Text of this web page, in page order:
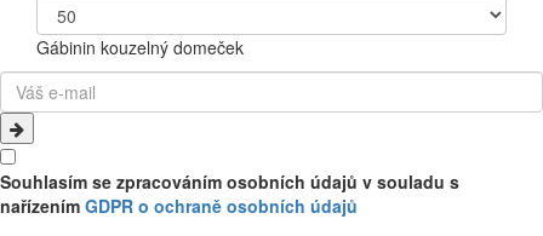
Gábinin kouzelný domeček
Souhlasím se zpracováním osobních údajů v souladu s
nařízením GDPR o ochraně osobních údajů